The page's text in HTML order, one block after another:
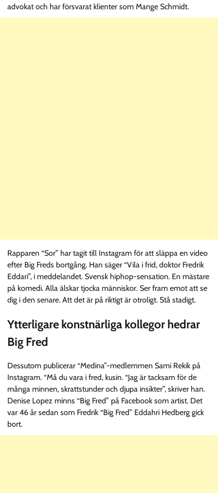
advokat och har försvarat klienter som Mange Schmidt.
Rapparen “Sor” har tagit till Instagram för att släppa en video
efter Big Freds bortgång. Han säger “Vila i frid, doktor Fredrik
Eddari”, i meddelandet. Svensk hiphop-sensation. En mästare
på komedi. Alla älskar tjocka människor. Ser fram emot att se
dig i den senare. Att det är på riktigt är otroligt. Stå stadigt.
Ytterligare konstnärliga kollegor hedrar
Big Fred
Dessutom publicerar “Medina”-medlemmen Sami Rekik på
Instagram. “Må du vara i fred, kusin. “Jag är tacksam för de
många minnen, skrattstunder och djupa insikter”, skriver han.
Denise Lopez minns “Big Fred” på Facebook som artist. Det
var 46 år sedan som Fredrik “Big Fred” Eddahri Hedberg gick
bort.